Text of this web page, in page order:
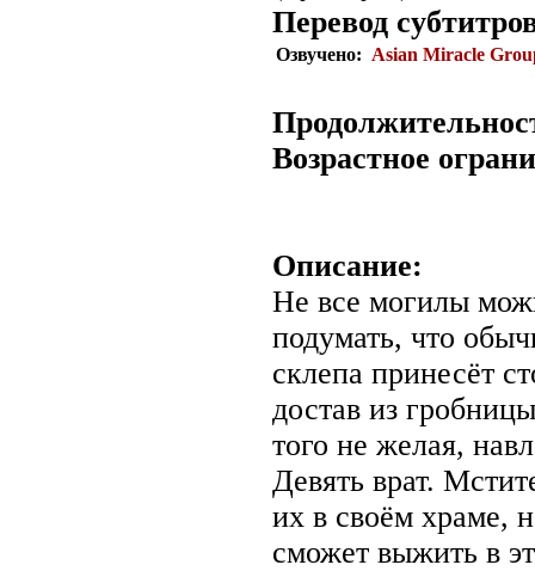
Перевод
Озвучено: Asian Miracle
Возрастное
Описание:
Не все могилы
подумать, что
склепа принесёт
достав из
того не желая,
Девять врат.
их в своём храме,
сможет выжить в